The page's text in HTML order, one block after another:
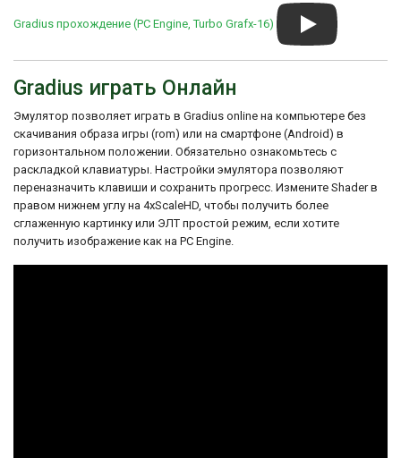
Gradius прохождение (PC Engine, Turbo Grafx-16)
Gradius играть Онлайн
Эмулятор позволяет играть в Gradius online на компьютере без
скачивания образа игры (rom) или на смартфоне (Android) в
горизонтальном положении. Обязательно ознакомьтесь с
раскладкой клавиатуры. Настройки эмулятора позволяют
переназначить клавиши и сохранить прогресс. Измените Shader в
правом нижнем углу на 4xScaleHD, чтобы получить более
сглаженную картинку или ЭЛТ простой режим, если хотите
получить изображение как на PC Engine.